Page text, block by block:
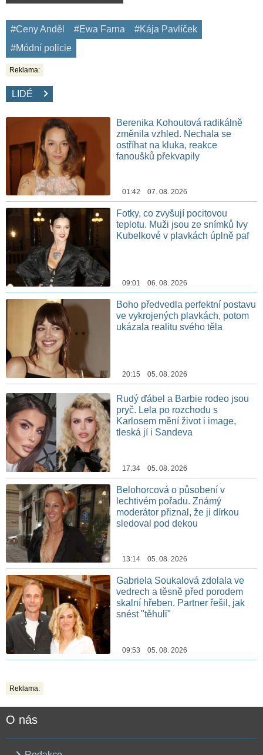
#Ceny Anděl #Ewa Farna
#Kája Pavlíček
#Módní policie
Reklama:
LIDÉ
Berenika Kohoutová radikálně
změnila vzhled. Nechala se
ostříhat na kluka, reakce
fanoušků překvapily
01:42 07. 08. 2026
Fotky, co zvyšují pocitovou
teplotu. Muži jsou ze snímků Ivy
Kubelkové v plavkách úplně paf
09:01 06. 08. 2026
Boho předvedla perfektní postavu
ve vykrojených plavkách, potom
ukázala realitu svého těla
20:15 05. 08. 2026
Rudý ďábel a Barbie rodeo jsou
pryč. Lela po rozchodu s
Karlosem mění život i image,
tleská jí i Sandeva
17:34 05. 08. 2026
Belohorcová o působení v
lechtivém pořadu. Známý
moderátor přiznal, že ji dírkou
sledoval pod dekou
13:14 05. 08. 2026
Gabriela Soukalová zdolala ve
vedrech a těsně před porodem
skalní hřeben. Partner řešil, jak
snést "těhuli"
09:53 05. 08. 2026
Reklama:
O nás